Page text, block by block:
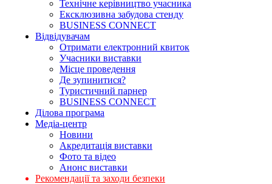
Технічне керівництво учасника
Ексклюзивна забудова стенду
BUSINESS CONNECT
Відвідувачам
Отримати електронний квиток
Учасники виставки
Місце проведення
Де зупинитися?
Туристичний парнер
BUSINESS CONNECT
Ділова програма
Медіа-центр
Новини
Акредитація виставки
Фото та відео
Анонс виставки
Рекомендації та заходи безпеки